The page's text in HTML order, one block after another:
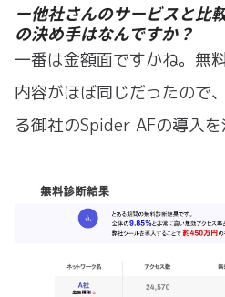
ー他社さんのサービスと比
の決め手はなんですか？
一番は金額面ですかね。無
内容がほぼ同じだったので
る御社のSpider AFの導入を